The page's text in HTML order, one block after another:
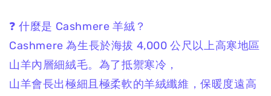
❓ 什麼是 Cashmere 羊絨？
Cashmere 為生長於海拔 4,000 公尺以上高寒地區
山羊內層細絨毛。 為了抵禦寒冷，
山羊會長出極細且極柔軟的羊絨纖維，保暖度遠高